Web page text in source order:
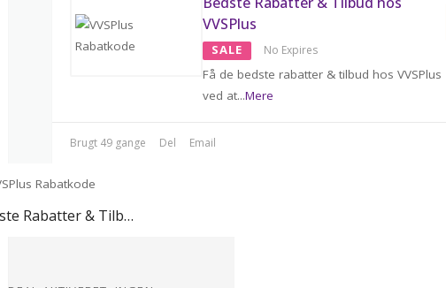
VVSPlus
SALE No Expires
Få de bedste rabatter & tilbud hos VVSPlus
ved at...Mere
Brugt 49 gange Del Email
Bedste Rabatter & Tilbud hos VVSPlus